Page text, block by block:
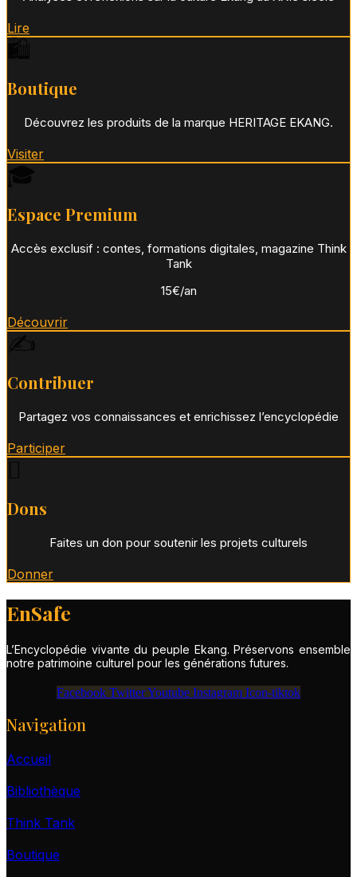
Lire
Boutique
Découvrez les produits de la marque HERITAGE EKANG.
Visiter
Espace Premium
Accès exclusif : contes, formations digitales, magazine Think
Tank
15€/an
Découvrir
Contribuer
Partagez vos connaissances et enrichissez l’encyclopédie
Participer
Dons
Faites un don pour soutenir les projets culturels
Donner
EnSafe
L’Encyclopédie vivante du peuple Ekang. Préservons ensemble
notre patrimoine culturel pour les générations futures.
Facebook TwitterYoutube Instagram Icon-tiktok
Navigation
Accueil
Bibliothèque
Think Tank
Boutique